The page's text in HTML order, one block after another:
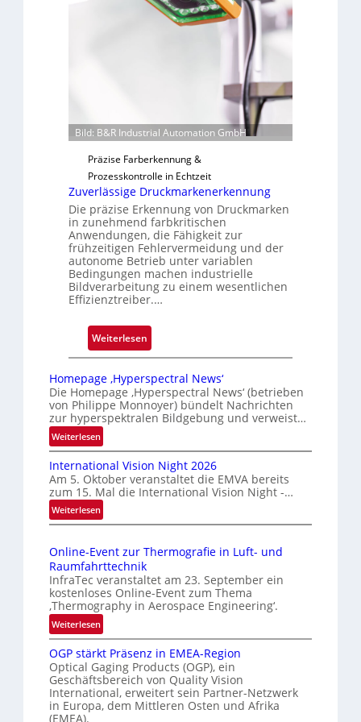
e
g
u
s
Bild: B&R Industrial Automation GmbH
Präzise Farberkennung &
Prozesskontrolle in Echtzeit
Zuverlässige Druckmarkenerkennung
Die präzise Erkennung von Druckmarken
in zunehmend farbkritischen
Anwendungen, die Fähigkeit zur
frühzeitigen Fehlervermeidung und der
autonome Betrieb unter variablen
Bedingungen machen industrielle
Bildverarbeitung zu einem wesentlichen
Effizienztreiber.…
Weiterlesen
Z
v
e
r
ä
s
s
g
D
r
u
c
m
a
r
k
e
Homepage ‚Hyperspectral News‘
Die Homepage ‚Hyperspectral News‘ (betrieben
von Philippe Monnoyer) bündelt Nachrichten
zur hyperspektralen Bildgebung und verweist…
Weiterlesen:
H
o
m
e
p
a
e
‚
H
y
p
e
r
s
p
e
c
International Vision Night 2026
Am 5. Oktober veranstaltet die EMVA bereits
zum 15. Mal die International Vision Night -…
Weiterlesen:
I
t
e
r
n
a
t
o
n
a
l
Online-Event zur Thermografie in Luft- und
Raumfahrttechnik
InfraTec veranstaltet am 23. September ein
kostenloses Online-Event zum Thema
‚Thermography in Aerospace Engineering‘.
Weiterlesen:
O
n
l
i
n
OGP stärkt Präsenz in EMEA-Region
Optical Gaging Products (OGP), ein
Geschäftsbereich von Quality Vision
International, erweitert sein Partner-Netzwerk
in Europa, dem Mittleren Osten und Afrika
(EMEA).